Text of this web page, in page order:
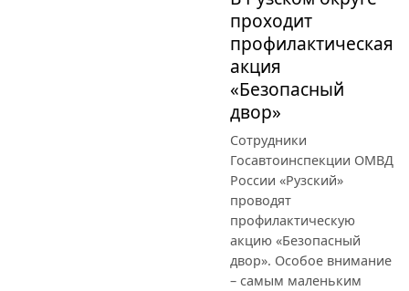
проходит
профилактическая
акция
«Безопасный
двор»
Сотрудники
Госавтоинспекции ОМВД
России «Рузский»
проводят
профилактическую
акцию «Безопасный
двор». Особое внимание
– самым маленьким